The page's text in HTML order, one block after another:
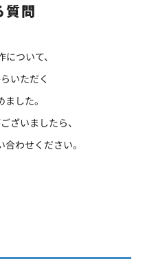
質問
ついて、
いただく
した。
ざいましたら、
わせください。